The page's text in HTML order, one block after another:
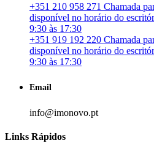
+351 210 958 271 Chamada
disponível no horário do
9:30 às 17:30
+351 919 192 220 Chamada
disponível no horário do
9:30 às 17:30
Email
info@imonovo.pt
Links Rápidos